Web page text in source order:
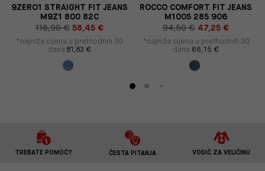
9ZERO1 STRAIGHT FIT JEANS
M9Z1 800 82C
116,90 € 58,45 €
*najniža cijena u prethodnih 30
dana 81,83 €
ROCCO COMFORT FIT JEANS
M1005 285 906
94,50 € 47,25 €
*najniža cijena u prethodnih 30
dana 66,15 €
TREBATE POMOĆ? ČESTA PITANJA VODIČ ZA VELIČINU